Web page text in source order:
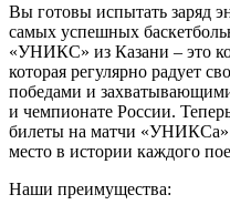
Вы готовы испытать заряд
самых успешных
«УНИКС» из Казани – это
которая регулярно радует
победами и
и чемпионате России.
билеты на матчи «УНИКСа»
место в истории каждого
Наши преимущества: